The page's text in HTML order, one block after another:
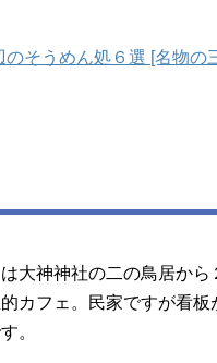
のそうめん処６選 [名物の
は大神神社の二の鳥居から
カフェ。民家ですが看板
。